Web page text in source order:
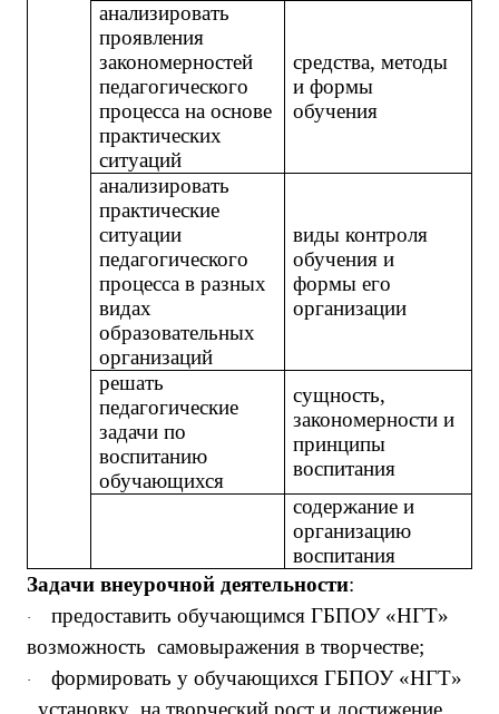
анализировать
проявления
закономерностей
педагогического
процесса на основе
практических
ситуаций
средства, методы
и формы
обучения
анализировать
практические
ситуации
педагогического
процесса в разных
видах
образовательных
организаций
виды контроля
обучения и
формы его
организации
решать
педагогические
задачи по
воспитанию
обучающихся
сущность,
закономерности и
принципы
воспитания
содержание и
организацию
воспитания
Задачи внеурочной деятельности:
·
предоставить обучающимся ГБПОУ «НГТ»
возможность самовыражения в творчестве;
·
формировать у обучающихся ГБПОУ «НГТ»
установку на творческий рост и достижение